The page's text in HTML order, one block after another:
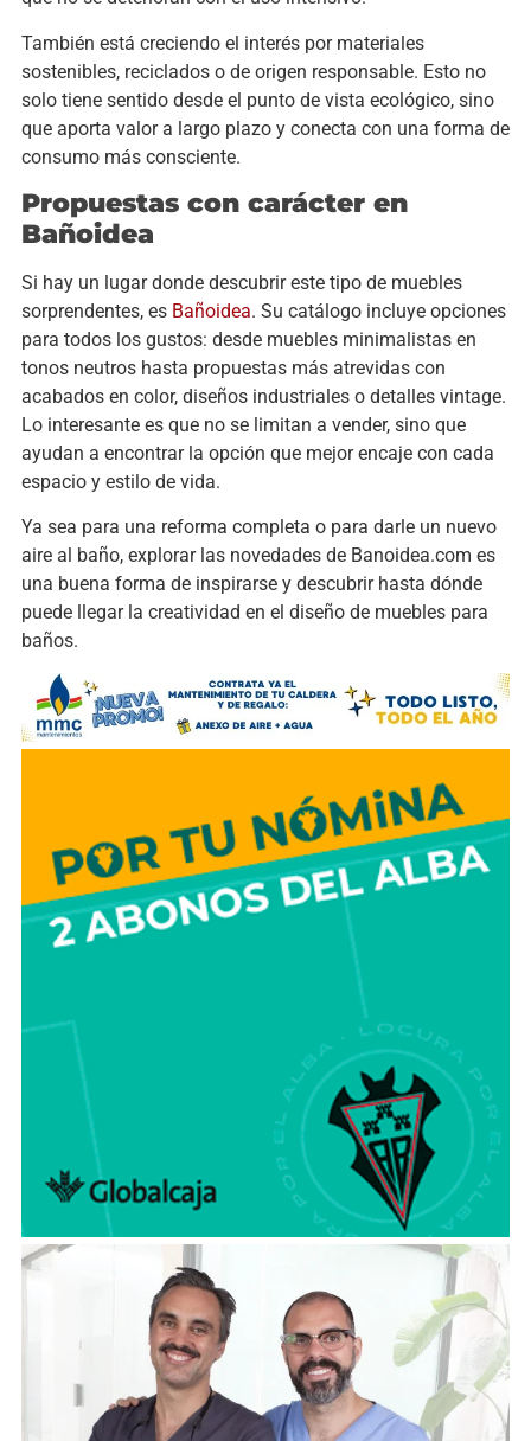
También está creciendo el interés por materiales
sostenibles, reciclados o de origen responsable. Esto no
solo tiene sentido desde el punto de vista ecológico, sino
que aporta valor a largo plazo y conecta con una forma de
consumo más consciente.
Propuestas con carácter en
Bañoidea
Si hay un lugar donde descubrir este tipo de muebles
sorprendentes, es Bañoidea. Su catálogo incluye opciones
para todos los gustos: desde muebles minimalistas en
tonos neutros hasta propuestas más atrevidas con
acabados en color, diseños industriales o detalles vintage.
Lo interesante es que no se limitan a vender, sino que
ayudan a encontrar la opción que mejor encaje con cada
espacio y estilo de vida.
Ya sea para una reforma completa o para darle un nuevo
aire al baño, explorar las novedades de Banoidea.com es
una buena forma de inspirarse y descubrir hasta dónde
puede llegar la creatividad en el diseño de muebles para
baños.